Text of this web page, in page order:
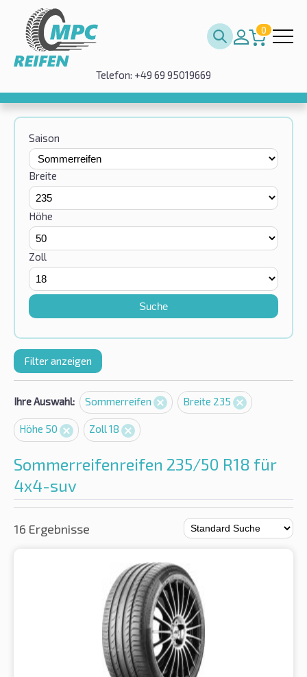
0
Telefon: +49 69 95019669
Saison
Breite
Höhe
Zoll
Suche
Filter anzeigen
Ihre Auswahl: Sommerreifen Breite 235
Höhe 50 Zoll 18
Sommerreifenreifen 235/50 R18 für
4x4-suv
16 Ergebnisse